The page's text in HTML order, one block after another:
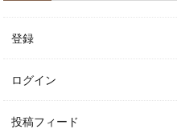
登録
ログイン
投稿フィード